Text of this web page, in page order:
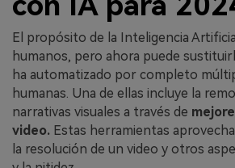
El propósito de la Inteligencia
humanos, pero ahora puede
ha automatizado por completo
humanas. Una de ellas incluye la
narrativas visuales a través de
video. Estas herramientas
la resolución de un video y otros